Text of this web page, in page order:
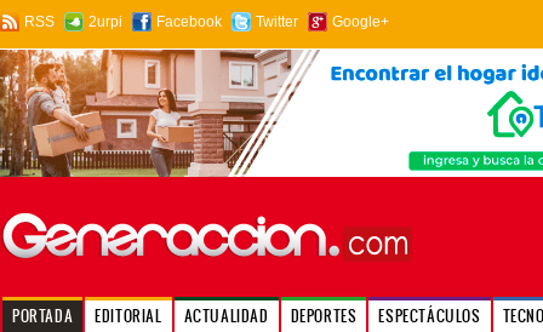
RSS 2urpi Facebook Twitter Google+
PORTADA EDITORIAL ACTUALIDAD DEPORTES ESPECTÁCULOS